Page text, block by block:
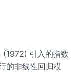
引入的指数
的非线性回归模